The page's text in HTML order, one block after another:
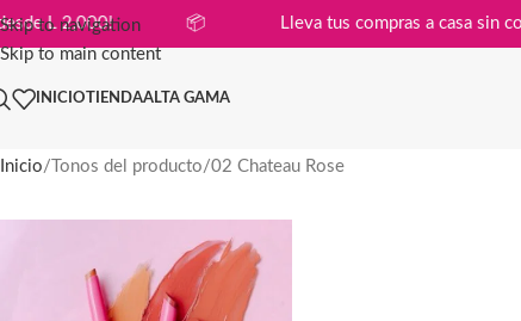
Skip to navigation
Skip to main content
desde L 2,000! Lleva tus compras a
INICIOTIENDAALTA GAMA
Inicio Tonos del producto 02 Chateau Rose